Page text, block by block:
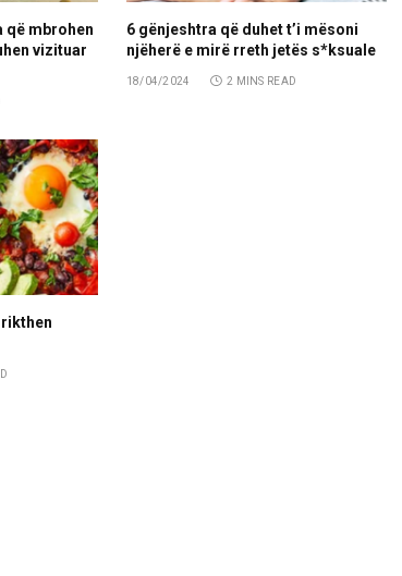
që mbrohen
vizituar
6 gënjeshtra që duhet t’i mësoni
njëherë e mirë rreth jetës s*ksuale
18/04/2024 2 MINS READ
rikthen